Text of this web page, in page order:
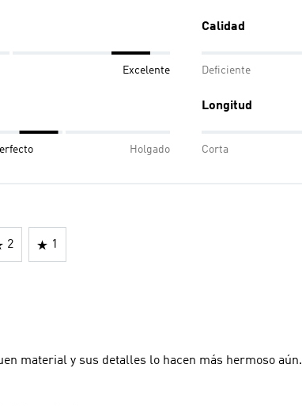
Excelente
Calidad
Deficiente
Holgado
Longitud
Corta
2 1
material y sus detalles lo hacen más hermoso aún.